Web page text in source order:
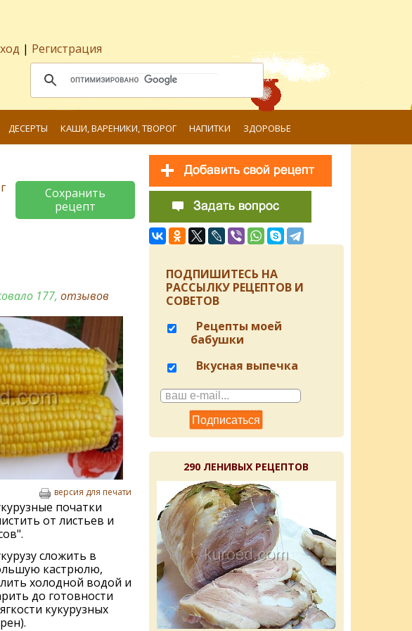
| Регистрация
ДЕСЕРТЫ КАШИ, ВАРЕНИКИ, ТВОРОГ НАПИТКИ ЗДОРОВЬЕ
Сохранить
рецепт
177,отзывов
версия для печати
початки
от листьев и
сложить в
кастрюлю,
холодной водой и
до готовности
кукурузных
ПОДПИШИТЕСЬ НА
РАССЫЛКУ РЕЦЕПТОВ И
СОВЕТОВ
Рецепты моей
бабушки
Вкусная выпечка
290 ЛЕНИВЫХ РЕЦЕПТОВ